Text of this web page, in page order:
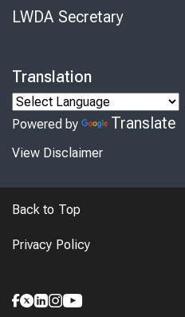
LWDA Secretary
Translation
Powered by Translate
View Disclaimer
Back to Top
Privacy Policy